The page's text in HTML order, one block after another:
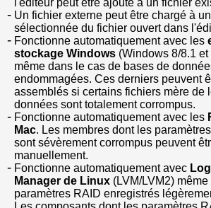
l'éditeur peut être ajouté à un fichier
Un fichier externe peut être chargé à
sélectionnée du fichier ouvert dans
Fonctionne automatiquement avec les
stockage Windows (Windows 8/8.1
même dans le cas de bases de
endommagées. Ces derniers peuvent
assemblés si certains fichiers mère de
données sont totalement corrompus.
Fonctionne automatiquement avec les
Mac. Les membres dont les
sont sévèrement corrompus peuvent
manuellement.
Fonctionne automatiquement avec
Manager de Linux (LVM/LVM2)
paramètres RAID enregistrés